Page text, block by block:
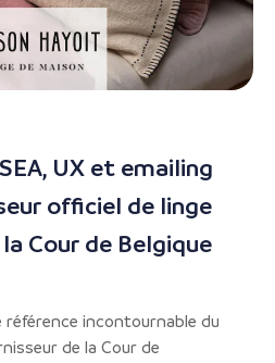
UX et emailing
officiel de linge
Cour de Belgique
incontournable du
de la Cour de